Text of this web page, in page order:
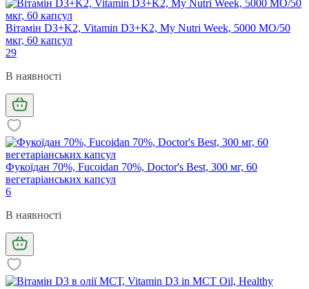
Вітамін D3+K2, Vitamin D3+K2, My Nutri Week, 5000 МО/50
мкг, 60 капсул
29
В наявності
Фукоїдан 70%, Fucoidan 70%, Doctor's Best, 300 мг, 60
вегетаріанських капсул
6
В наявності